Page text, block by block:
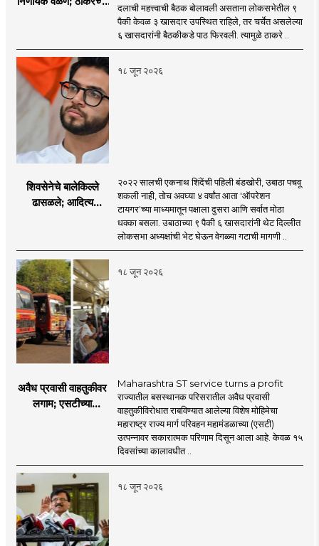
विलीन होण्याचा प्रस्ताव?
दलाची महत्त्वाची बैठक बोलावली असताना लोकसभेतील ९
पैकी केवळ ३ खासदार उपस्थित राहिले, तर चर्चेत असलेल्या
६ खासदारांनी बैठकीकडे पाठ फिरवली. त्यामुळे ठाकरे ..
१८ जून २०२६
शिवसेनेचे बालेकिल्ले
ढासळले; आदित्य
नेमका कुठे चुकला?
२०२२ सालची एकनाथ शिंदेंची पहिली बंडखोरी, उबाठा पचवू
शकली नाही, तोच अवघ्या ४ वर्षांत आता 'ऑपरेशन
टायगर'च्या माध्यमातून पक्षाला दुसरा आणि सर्वात मोठा
धक्का बसला. उबाठाच्या ९ पैकी ६ खासदारांनी थेट दिल्लीत
लोकसभा अध्यक्षांची भेट घेऊन वेगळ्या गटाची मागणी ..
१८ जून २०२६
अवैध प्रवासी वाहतुकीवर
लगाम; एसटीच्या
Maharashtra ST service turns a profit
राज्यातील बसस्थानक परिसरातील अवैध प्रवासी
वाहतुकीविरोधात राबविण्यात आलेल्या विशेष मोहिमेचा
महाराष्ट्र राज्य मार्ग परिवहन महामंडळाच्या (एसटी)
उत्पन्नावर सकारात्मक परिणाम दिसून आला आहे. केवळ १५
दिवसांच्या कालावधीत ..
१८ जून २०२६